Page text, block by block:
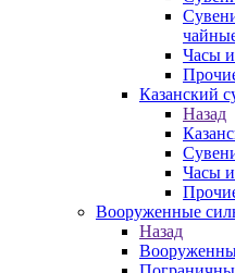
Часы
Казанский
Назад
Часы
Вооруженные
Назад